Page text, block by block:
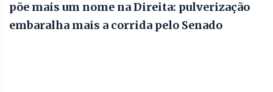
põe mais um nome na Direita: pulverização
embaralha mais a corrida pelo Senado